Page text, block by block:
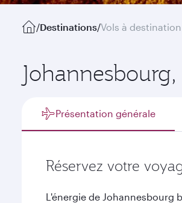
/Destinations/Vols à
Présentation générale
Réservez votre
L'énergie de Johannesbourg